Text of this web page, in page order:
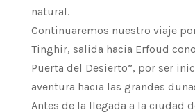
natural.
Continuaremos nuestro viaje
Tinghir, salida hacia Erfoud
Puerta del Desierto”, por ser
aventura hacia las grandes
Antes de la llegada a la ciudad